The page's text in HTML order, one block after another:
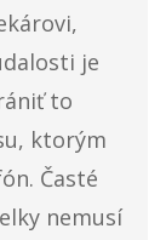
je
to
ktorým
Časté
nemusí